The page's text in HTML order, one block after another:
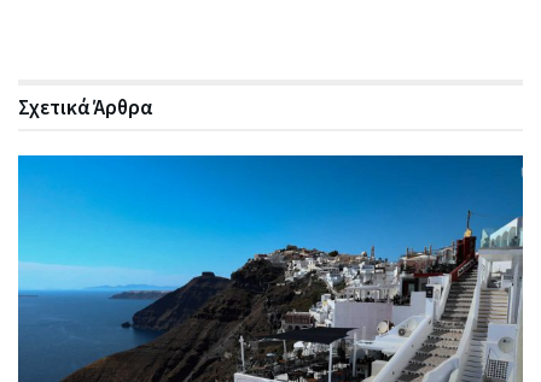
ΣχετικάΆρθρα